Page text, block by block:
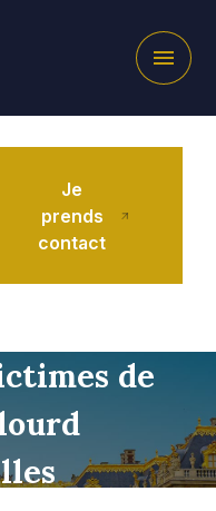
menu
Je
prends
contact
de